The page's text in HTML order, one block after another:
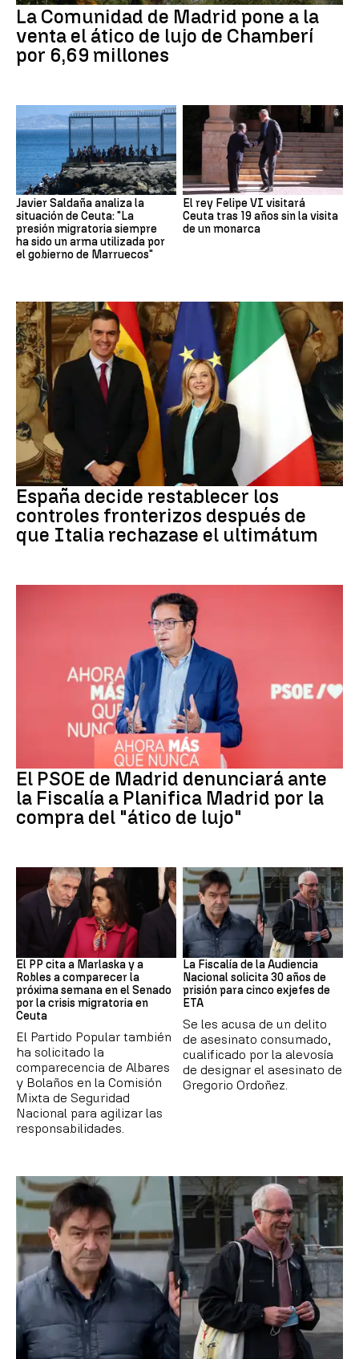
La Comunidad de Madrid pone a la
venta el ático de lujo de Chamberí
por 6,69 millones
Javier Saldaña analiza la
situación de Ceuta: "La
presión migratoria siempre
ha sido un arma utilizada por
el gobierno de Marruecos"
El rey Felipe VI visitará
Ceuta tras 19 años sin la visita
de un monarca
CRISIS MIGRATORIA
España decide restablecer los
controles fronterizos después de
que Italia rechazase el ultimátum
El PSOE de Madrid denunciará ante
la Fiscalía a Planifica Madrid por la
compra del "ático de lujo"
Crisis Migratoria
El PP cita a Marlaska y a
Robles a comparecer la
próxima semana en el Senado
por la crisis migratoria en
Ceuta
El Partido Popular también
ha solicitado la
comparecencia de Albares
y Bolaños en la Comisión
Mixta de Seguridad
Nacional para agilizar las
responsabilidades.
ETA
La Fiscalía de la Audiencia
Nacional solicita 30 años de
prisión para cinco exjefes de
ETA
Se les acusa de un delito
de asesinato consumado,
cualificado por la alevosía
de designar el asesinato de
Gregorio Ordoñez.